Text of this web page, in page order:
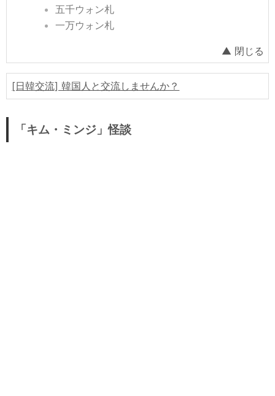
結婚
美容整形
病院・治療
老後準備
五千ウォン札
一万ウォン札
[日韓交流] 韓国人と交流しませんか？
「キム・ミンジ」怪談